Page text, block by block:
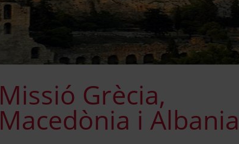
Missió Grècia,
Macedònia i Albania